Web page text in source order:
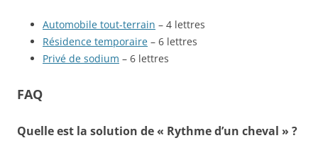
Automobile tout-terrain – 4 lettres
Résidence temporaire – 6 lettres
Privé de sodium – 6 lettres
FAQ
Quelle est la solution de « Rythme d’un cheval » ?